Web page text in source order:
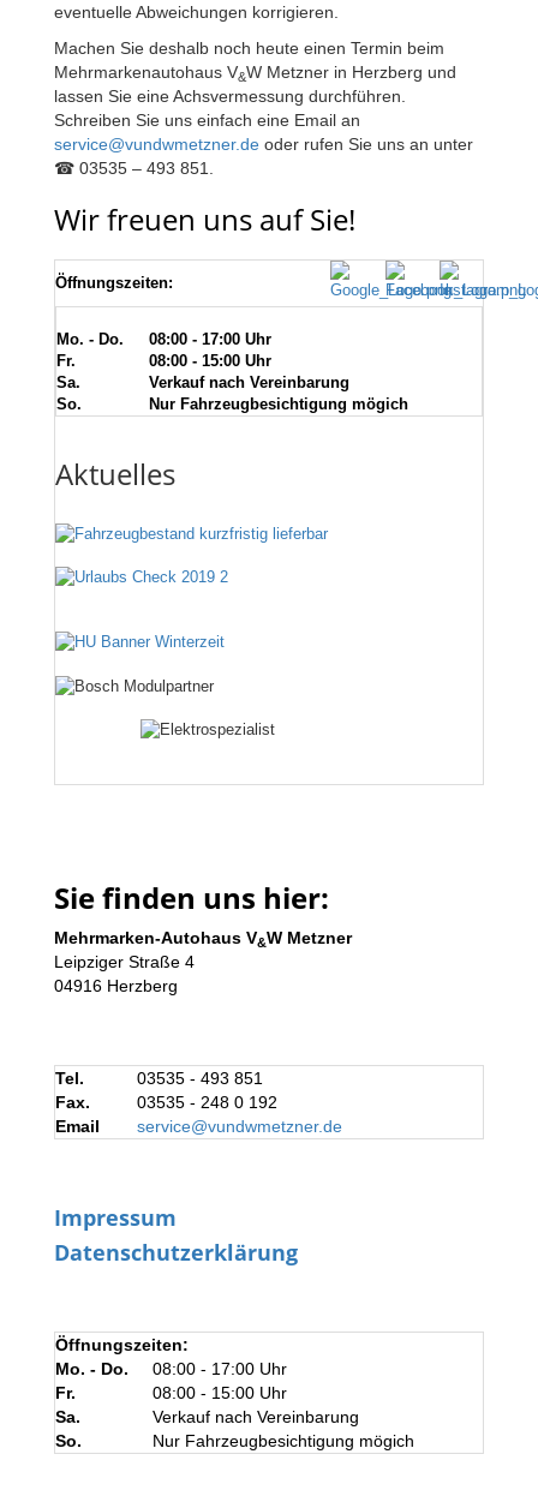
eventuelle Abweichungen korrigieren.
Machen Sie deshalb noch heute einen Termin beim
Mehrmarkenautohaus V&W Metzner in Herzberg und
lassen Sie eine Achsvermessung durchführen.
Schreiben Sie uns einfach eine Email an
service@vundwmetzner.de oder rufen Sie uns an unter
☎ 03535 – 493 851.
Wir freuen uns auf Sie!
Öffnungszeiten:
Mo. - Do.
08:00 - 17:00 Uhr
Fr.
08:00 - 15:00 Uhr
Sa.
Verkauf nach Vereinbarung
So.
Nur Fahrzeugbesichtigung mögich
Aktuelles
Sie finden uns hier:
Mehrmarken-Autohaus V&W Metzner
Leipziger Straße 4
04916 Herzberg
Tel.
03535 - 493 851
Fax.
03535 - 248 0 192
Email
service@vundwmetzner.de
Impressum
Datenschutzerklärung
Öffnungszeiten:
Mo. - Do.
08:00 - 17:00 Uhr
Fr.
08:00 - 15:00 Uhr
Sa.
Verkauf nach Vereinbarung
So.
Nur Fahrzeugbesichtigung mögich